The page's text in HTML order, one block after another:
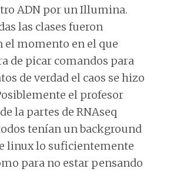
ADN por un Illumina.
las clases fueron
el momento en el que
de picar comandos para
de verdad el caos se hizo
el profesor
la partes de RNAseq
tenían un background
linux lo suficientemente
para no estar pensando